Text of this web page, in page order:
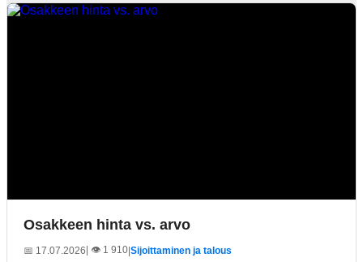
Osakkeen hinta vs. arvo
📅 17.07.2026| 👁️ 1 910 Sijoittaminen ja talous